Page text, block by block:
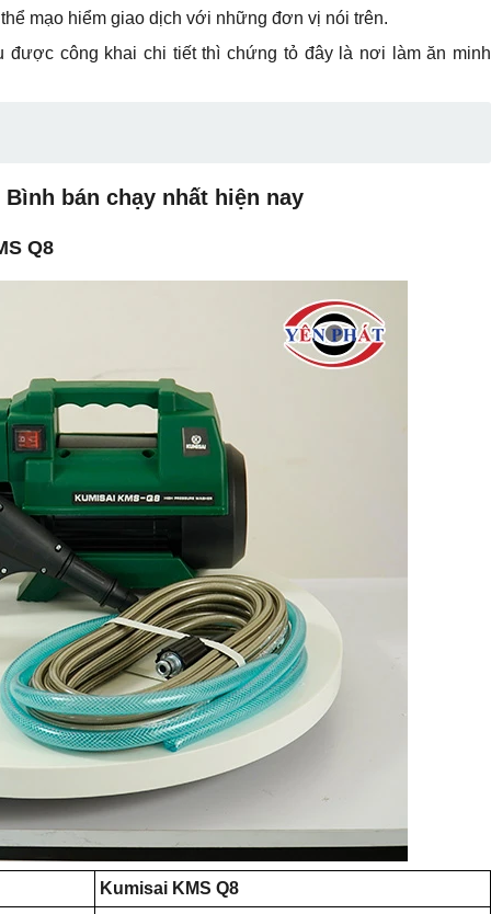
mạo hiểm giao dịch với những đơn vị nói trên.
được công khai chi tiết thì chứng tỏ đây là nơi làm ăn minh
bán chạy nhất hiện nay
Q8
Kumisai KMS Q8